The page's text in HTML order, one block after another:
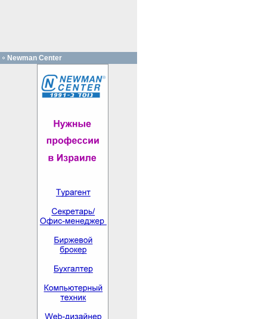
Newman Center